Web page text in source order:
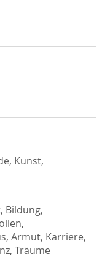
Kunst,
Bildung,
Armut, Karriere,
Träume